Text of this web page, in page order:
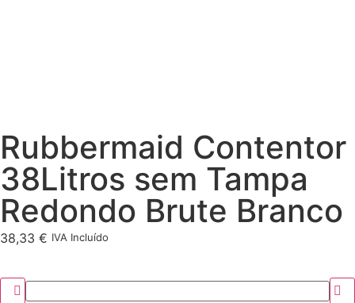
Rubbermaid Contentor
38Litros sem Tampa
Redondo Brute Branco
38,33 € IVA Incluído